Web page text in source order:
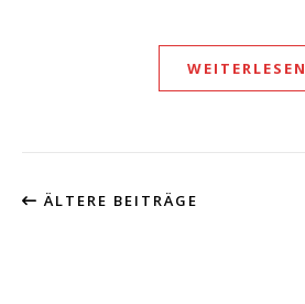
WEITERLESEN
ÄLTERE BEITRÄGE